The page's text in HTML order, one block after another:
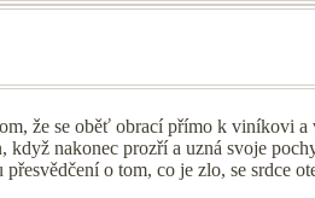
že se oběť obrací přímo k viníkovi
když nakonec prozří a uzná svoje
o tom, co je zlo, se srdce